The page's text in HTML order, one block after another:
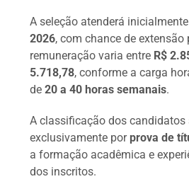
A seleção atenderá
2026, com chance de
remuneração varia entre R$
5.718,78, conforme a carga
de20 a 40 horas semanais.
A classificação dos candidatos
exclusivamente por prova de
a formação acadêmica e
dos inscritos.